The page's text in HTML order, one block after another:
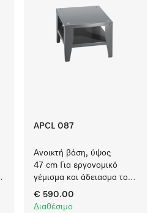
APCL 087
Ανοικτή βάση, ύψος
47 cm Για εργονομικό
γέμισμα και άδειασμα του
πλυντηρίου ρούχων και
του στεγνωτηρίου.
€ 590.00
Διαθέσιμο